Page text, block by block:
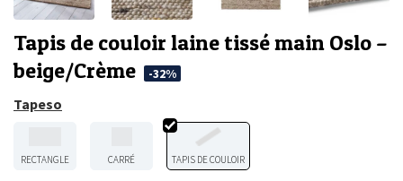
Tapis de couloir laine tissé main Oslo –
beige/Crème
-32%
Tapeso
RECTANGLE CARRÉ TAPIS DE COULOIR